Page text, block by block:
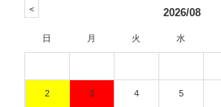
2026/08
日 月 火 水
2 3 4 5